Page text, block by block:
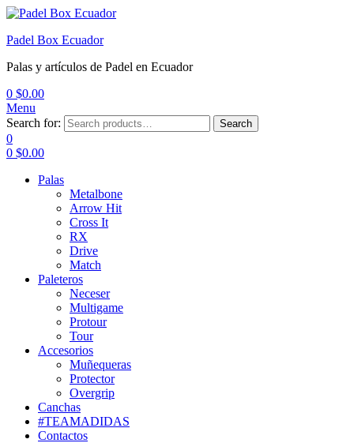
Padel Box Ecuador
Palas y artículos de Padel en Ecuador
0 $0.00
Menu
Search for:
Search
0
0 $0.00
Palas
Metalbone
Arrow Hit
Cross It
RX
Drive
Match
Paleteros
Neceser
Multigame
Protour
Tour
Accesorios
Muñequeras
Protector
Overgrip
Canchas
#TEAMADIDAS
Contactos